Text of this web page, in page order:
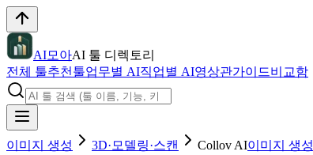
AI모아AI 툴 디렉토리
전체 툴추천툴업무별 AI직업별 AI영상관가이드비교함
이미지 생성 3D·모델링·스캔 Collov AI이미지 생성